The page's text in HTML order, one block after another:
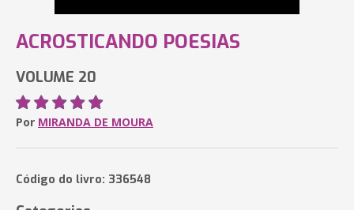
ACROSTICANDO POESIAS
VOLUME 20
Por MIRANDA DE MOURA
Código do livro: 336548